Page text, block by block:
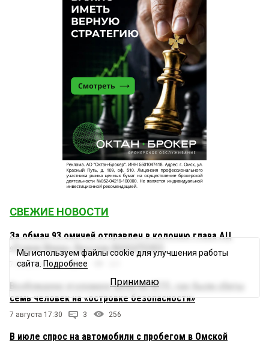
СВЕЖИЕ НОВОСТИ
За обман 93 омичей отправлен в колонию глава АЦ
«Ромни Марш» Ярослав МАКАРЕНКО
7 августа 18:00 0
Возбуждено уголовное дело по ДТП, где были сбиты
семь человек на «островке безопасности»
7 августа 17:30 3 256
В июле спрос на автомобили с пробегом в Омской
Мы используем файлы cookie для улучшения работы
сайта. Подробнее
Принимаю